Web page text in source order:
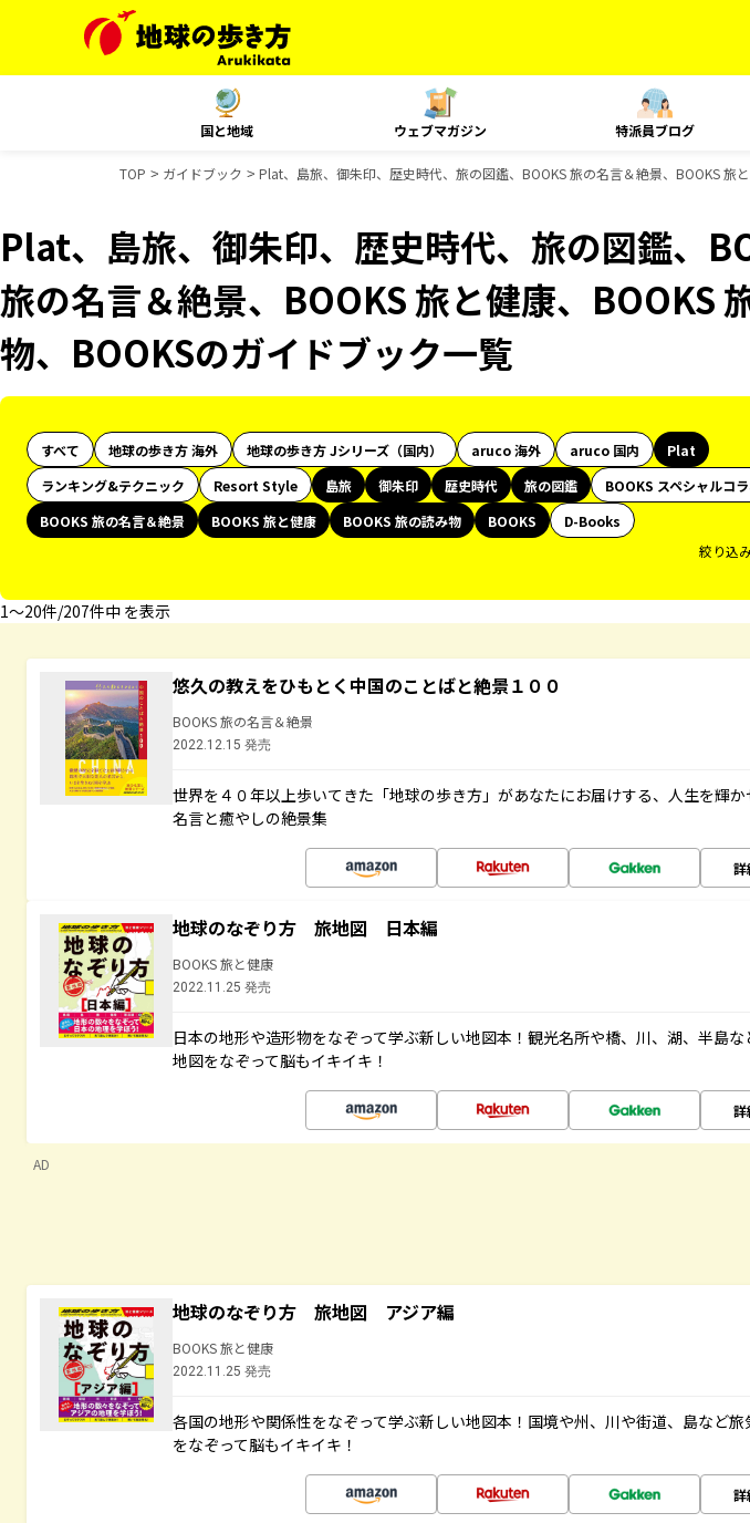
国と地域 ウェブマガジン 特派員ブログ
TOP ガイドブック Plat、島旅、御朱印、歴史時代、旅の図鑑、BOOKS 旅の名言＆絶景、BOOKS 旅
Plat、島旅、御朱印、歴史時代、旅の図鑑、
旅の名言＆絶景、BOOKS 旅と健康、BOOKS
物、BOOKSのガイドブック一覧
すべて 地球の歩き方 海外 地球の歩き方 Jシリーズ（国内） aruco 海外 aruco 国内
Plat
ランキング&テクニック
Resort Style 島旅 御朱印 歴史時代 旅の図鑑
BOOKS スペシャルコ
BOOKS 旅の名言＆絶景
BOOKS 旅と健康 BOOKS 旅の読み物 BOOKS
D-Books
絞り込
1〜20件/207件中 を表示
悠久の教えをひもとく中国のことばと絶景１００
BOOKS 旅の名言＆絶景
2022.12.15 発売
世界を４０年以上歩いてきた「地球の歩き方」があなたにお届けする、人生を輝か
名言と癒やしの絶景集
詳
地球のなぞり方 旅地図 日本編
BOOKS 旅と健康
2022.11.25 発売
日本の地形や造形物をなぞって学ぶ新しい地図本！観光名所や橋、川、湖、半島な
地図をなぞって脳もイキイキ！
詳
AD
地球のなぞり方 旅地図 アジア編
BOOKS 旅と健康
2022.11.25 発売
各国の地形や関係性をなぞって学ぶ新しい地図本！国境や州、川や街道、島など旅
をなぞって脳もイキイキ！
詳